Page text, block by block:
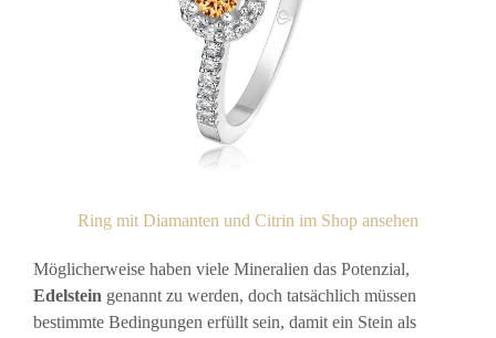
Ring mit Diamanten und Citrin im Shop ansehen
Möglicherweise haben viele Mineralien das Potenzial,
Edelstein genannt zu werden, doch tatsächlich müssen
bestimmte Bedingungen erfüllt sein, damit ein Stein als